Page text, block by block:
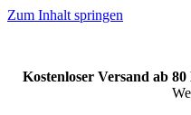
Zum Inhalt springen
Kostenloser Versand ab